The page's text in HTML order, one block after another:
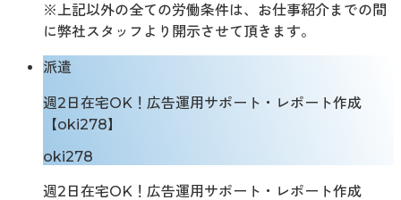
※上記以外の全ての労働条件は、お仕事紹介までの間
に弊社スタッフより開示させて頂きます。
派遣
週2日在宅OK！広告運用サポート・レポート作成
【oki278】
oki278
週2日在宅OK！広告運用サポート・レポート作成